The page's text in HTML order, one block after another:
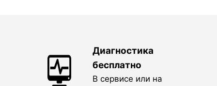
Диагностика
бесплатно
В сервисе или на